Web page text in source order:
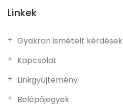
Linkek
Gyakran ismételt kérdések
Kapcsolat
Linkgyűjtemény
Belépőjegyek